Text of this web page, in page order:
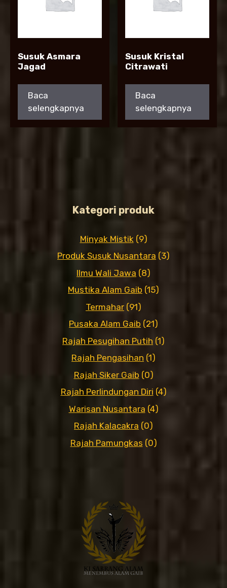
Susuk Asmara
Jagad
Baca
selengkapnya
Susuk Kristal
Citrawati
Baca
selengkapnya
Kategori produk
Minyak Mistik (9)
Produk Susuk Nusantara (3)
Ilmu Wali Jawa (8)
Mustika Alam Gaib (15)
Termahar (91)
Pusaka Alam Gaib (21)
Rajah Pesugihan Putih (1)
Rajah Pengasihan (1)
Rajah Siker Gaib (0)
Rajah Perlindungan Diri (4)
Warisan Nusantara (4)
Rajah Kalacakra (0)
Rajah Pamungkas (0)